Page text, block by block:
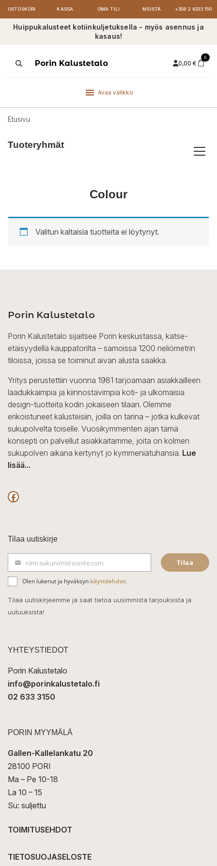
OSTOSKORI KASSA OMA TILI MEISTÄ +358 2 6333 150
Huippukalusteet kotiinkuljetuksella - myös asennus ja
kasaus!
ProductsPorin Kalustetalo 0,00 €
0
Avaa valikko
Etusivu
Tuoteryhmät
Colour
Valitun kaltaisia tuotteita ei löytynyt.
Porin Kalustetalo
Porin Kalustetalo sijaitsee Porin keskustassa, katse-
etäisyydellä kauppatorilta – samoissa 1200 neliömetrin
tiloissa, joissa se toiminut aivan alusta saakka.
Yritys perustettiin vuonna 1981 tarjoamaan asiakkailleen
laadukkaimpia ja kiinnostavimpia koti- ja ulkomaisia
design-tuotteita kodin jokaiseen tilaan. Olemme
erikoistuneet kalusteisiin, joilla on tarina – jotka kulkevat
sukupolvelta toiselle. Vuosikymmenten ajan tämä
konsepti on palvellut asiakkaitamme, joita on kolmen
sukupolven aikana kertynyt jo kymmeniätuhansia. Lue
lisää...
F
c
e
b
o
o
k
Tilaa uutiskirje
ä
h
k
t
nimi.sukunimi@osoite.com Tilaa
Olen lukenut ja hyväksyn käyttöehdot.
Tilaa uutiskirjeemme ja saat tietoa uusimmista tarjouksista ja
uutuuksista!
YHTEYSTIEDOT
Porin Kalustetalo
info@porinkalustetalo.fi
02 633 3150
PORIN MYYMÄLÄ
Gallen-Kallelankatu 20
28100 PORI
Ma – Pe 10-18
La 10 – 15
Su: suljettu
TOIMITUSEHDOT
TIETOSUOJASELOSTE